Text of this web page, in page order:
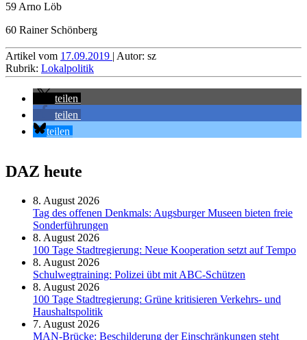
59 Arno Löb
60 Rainer Schönberg
Artikel vom 17.09.2019 | Autor: sz
Rubrik: Lokalpolitik
teilen
teilen
teilen
DAZ heute
8. August 2026
Tag des offenen Denkmals: Augsburger Museen bieten freie
Sonderführungen
8. August 2026
100 Tage Stadtregierung: Neue Kooperation setzt auf Tempo
8. August 2026
Schul­weg­trai­ning: Poli­zei übt mit ABC-Schüt­zen
8. August 2026
100 Tage Stadtregierung: Grüne kritisieren Verkehrs- und
Haushaltspolitik
7. August 2026
MAN-Brücke: Beschilderung der Einschränkungen steht